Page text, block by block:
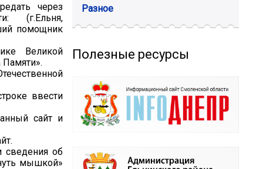
через
(г.Ельня,
помощник
Великой
ввести
сайт и
сведения об
мышкой»
Разное
Полезные ресурсы